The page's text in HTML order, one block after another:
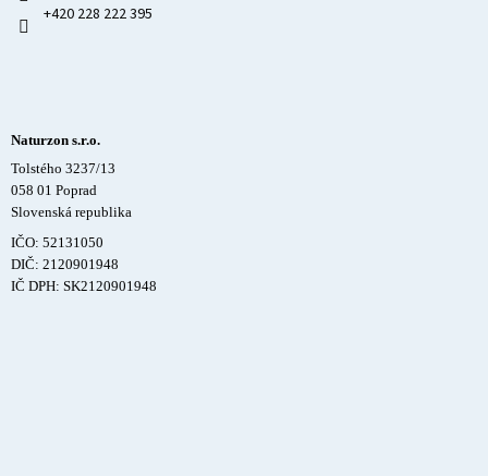
+420 228 222 395
Naturzon s.r.o.
Tolstého 3237/13
058 01 Poprad
Slovenská republika
IČO: 52131050
DIČ: 2120901948
IČ DPH: SK2120901948